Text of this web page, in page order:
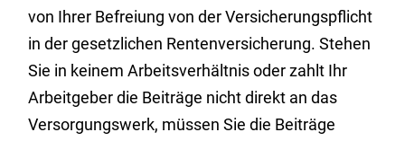
von Ihrer Befreiung von der Versicherungspflicht
in der gesetzlichen Rentenversicherung. Stehen
Sie in keinem Arbeitsverhältnis oder zahlt Ihr
Arbeitgeber die Beiträge nicht direkt an das
Versorgungswerk, müssen Sie die Beiträge